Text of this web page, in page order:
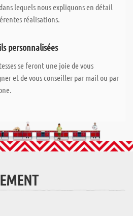
lequels nous expliquons en détail
réalisations.
personnalisées
se feront une joie de vous
et de vous conseiller par mail ou par